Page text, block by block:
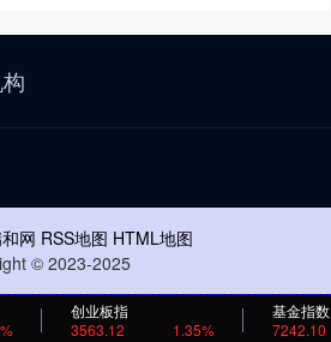
创业板指
3563.12
1.35%
基金指数
7242.10
网 RSS地图 HTML地图
© 2023-2025